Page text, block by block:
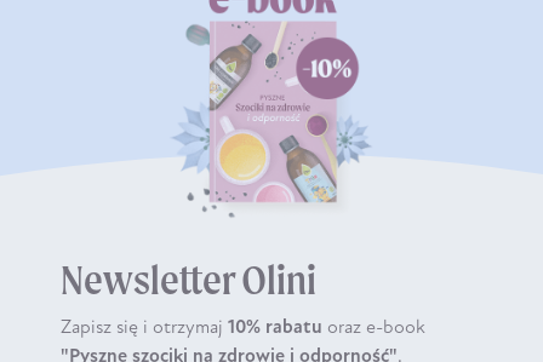
Newsletter Olini
Zapisz się i otrzymaj 10% rabatu oraz e-book
"Pyszne szociki na zdrowie i odporność".